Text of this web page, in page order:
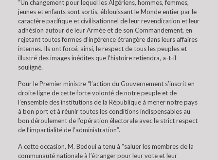
“Un changement pour lequel les Algériens, hommes, femmes,
jeunes et enfants sont sortis, éblouissant le Monde entier par le
caractère pacifique et civilisationnel de leur revendication et leur
adhésion autour de leur Armée et de son Commandement, en
rejetant toutes formes d’ingérence étrangère dans leurs affaires
internes. Ils ont forcé, ainsi, le respect de tous les peuples et
illustré des images inédites que l’histoire retiendra, a-t-il
souligné.
Pour le Premier ministre “l’action du Gouvernement s’inscrit en
droite ligne de cette forte volonté de notre peuple et de
l’ensemble des institutions de la République à mener notre pays
à bon port et à réunir toutes les conditions indispensables au
bon déroulement de l’opération électorale avec le strict respect
de l’impartialité de l’administration”.
A cette occasion, M. Bedoui a tenu à “saluer les membres de la
communauté nationale à l’étranger pour leur vote et leur